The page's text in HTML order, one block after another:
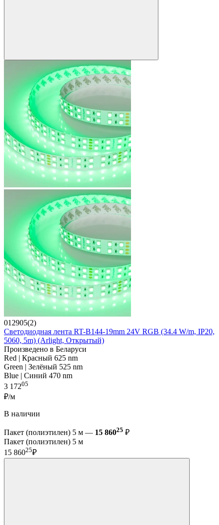
012905(2)
Светодиодная лента RT-B144-19mm 24V RGB (34.4 W/m, IP20,
5060, 5m) (Arlight, Открытый)
Произведено в Беларуси
Red | Красный 625 nm
Green | Зелёный 525 nm
Blue | Синий 470 nm
3 17205
₽/м
В наличии
Пакет (полиэтилен) 5 м — 15 86025 ₽
Пакет (полиэтилен) 5 м
15 86025₽